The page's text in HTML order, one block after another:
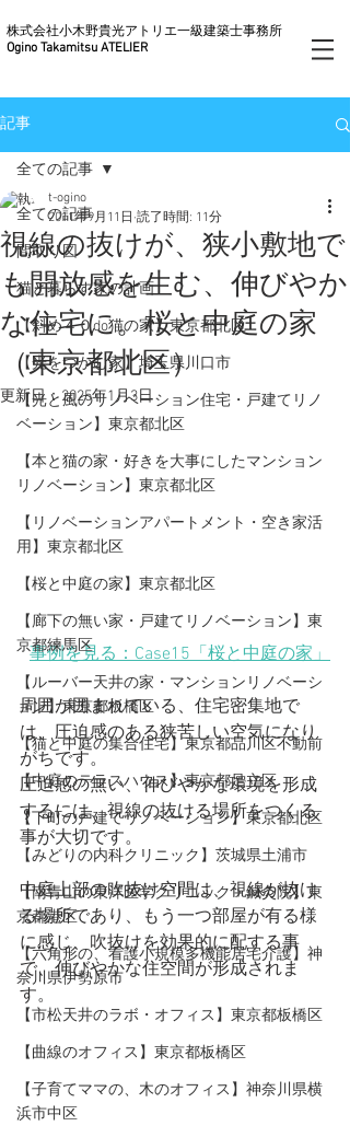
株式会社小木野貴光アトリエ一級建築士事務所
Ogino Takamitsu ATELIER
記事
全ての記事
間取り図
猫と暮らす家の計画
【斜め４０do猫の家】東京都北区
【光をつかむ家】埼玉県川口市
【光と風のリノベーション住宅・戸建てリノ
ベーション】東京都北区
【本と猫の家・好きを大事にしたマンション
リノベーション】東京都北区
【リノベーションアパートメント・空き家活
用】東京都北区
【桜と中庭の家】東京都北区
【廊下の無い家・戸建てリノベーション】東
京都練馬区
【ルーバー天井の家・マンションリノベーシ
ョン】東京都板橋区
【猫と中庭の集合住宅】東京都品川区不動前
【中庭のテラスハウス】東京都足立区
【下町の戸建てリノベーション】東京都北区
【みどりの内科クリニック】茨城県土浦市
【​南青山の東洋医学クリニック＋鍼灸院】東
京都港区
【六角形の、看護小規模多機能居宅介護】神
奈川県伊勢原市
【市松天井のラボ・オフィス】東京都板橋区
【曲線のオフィス】東京都板橋区
【子育てママの、木のオフィス】神奈川県横
浜市中区
全ての記事
視線の抜けが、狭小敷地で
も開放感を生む、伸びやか
な住宅に。桜と中庭の家
（東京都北区）
t-ogino
2011年9月11日 読了時間: 11分
更新日：2025年1月3日
事例を見る：Case15「桜と中庭の家」
周囲が囲まれている、住宅密集地で
は、圧迫感のある狭苦しい空気になり
がちです。
圧迫感の無い、伸びやかな環境を形成
するには、視線の抜ける場所をつくる
事が大切です。
中庭上部の吹抜け空間は、視線が抜け
る場所であり、もう一つ部屋が有る様
に感じ、吹抜けを効果的に配する事
で、伸びやかな住空間が形成されま
す。